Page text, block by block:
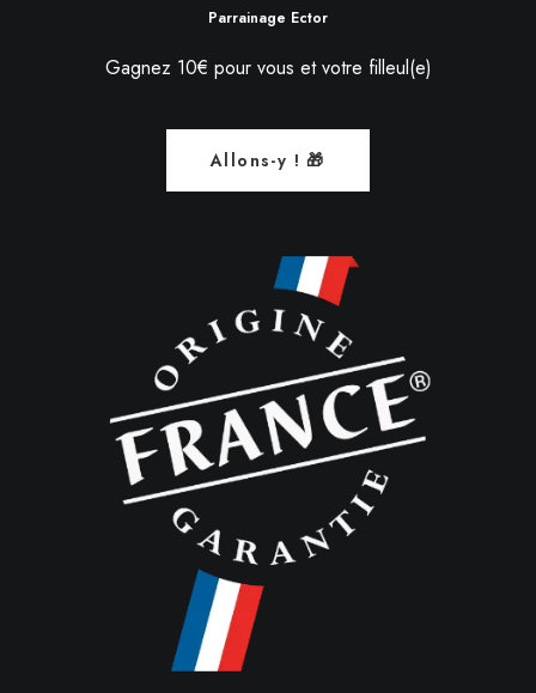
Parrainage Ector
Gagnez 10€ pour vous et votre filleul(e)
Allons-y ! 🎁